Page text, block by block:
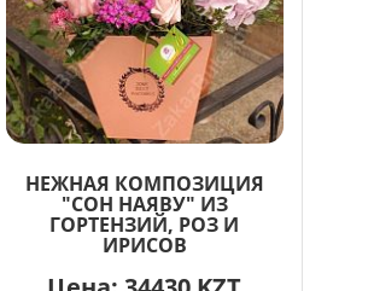
НЕЖНАЯ КОМПОЗИЦИЯ
"СОН НАЯВУ" ИЗ
ГОРТЕНЗИЙ, РОЗ И
ИРИСОВ